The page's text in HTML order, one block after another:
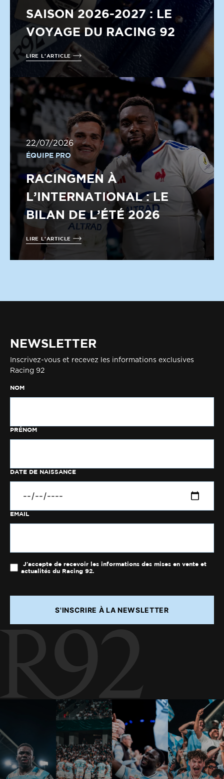
SAISON 2026-2027 : LE
VOYAGE DU RACING 92
LIRE L'ARTICLE
22/07/2026
ÉQUIPE PRO
RACINGMEN À
L’INTERNATIONAL : LE
BILAN DE L’ÉTÉ 2026
LIRE L'ARTICLE
NEWSLETTER
Inscrivez-vous et recevez les informations exclusives
Racing 92
NOM
PRÉNOM
DATE DE NAISSANCE
EMAIL
J'accepte de recevoir les informations des mises en vente et
actualités du Racing 92.
S'INSCRIRE À LA NEWSLETTER